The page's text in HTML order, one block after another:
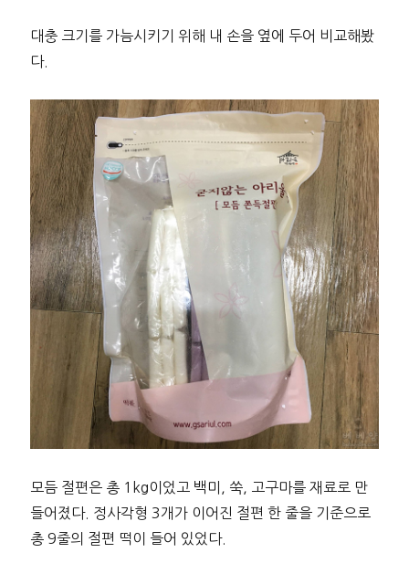
대충 크기를 가늠시키기 위해 내 손을 옆에 두어 비교해봤
다.
모듬 절편은 총 1kg이었고 백미, 쑥, 고구마를 재료로 만
들어졌다. 정사각형 3개가 이어진 절편 한 줄을 기준으로
총 9줄의 절편 떡이 들어 있었다.